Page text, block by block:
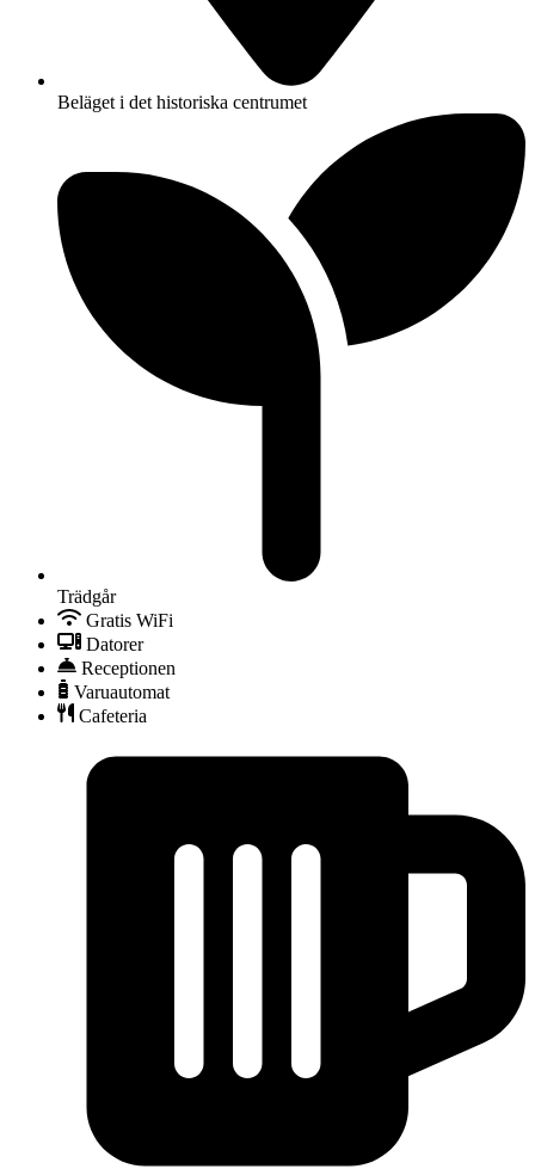
Beläget i det historiska centrumet
Trädgår
Gratis WiFi
Datorer
Receptionen
Varuautomat
Cafeteria